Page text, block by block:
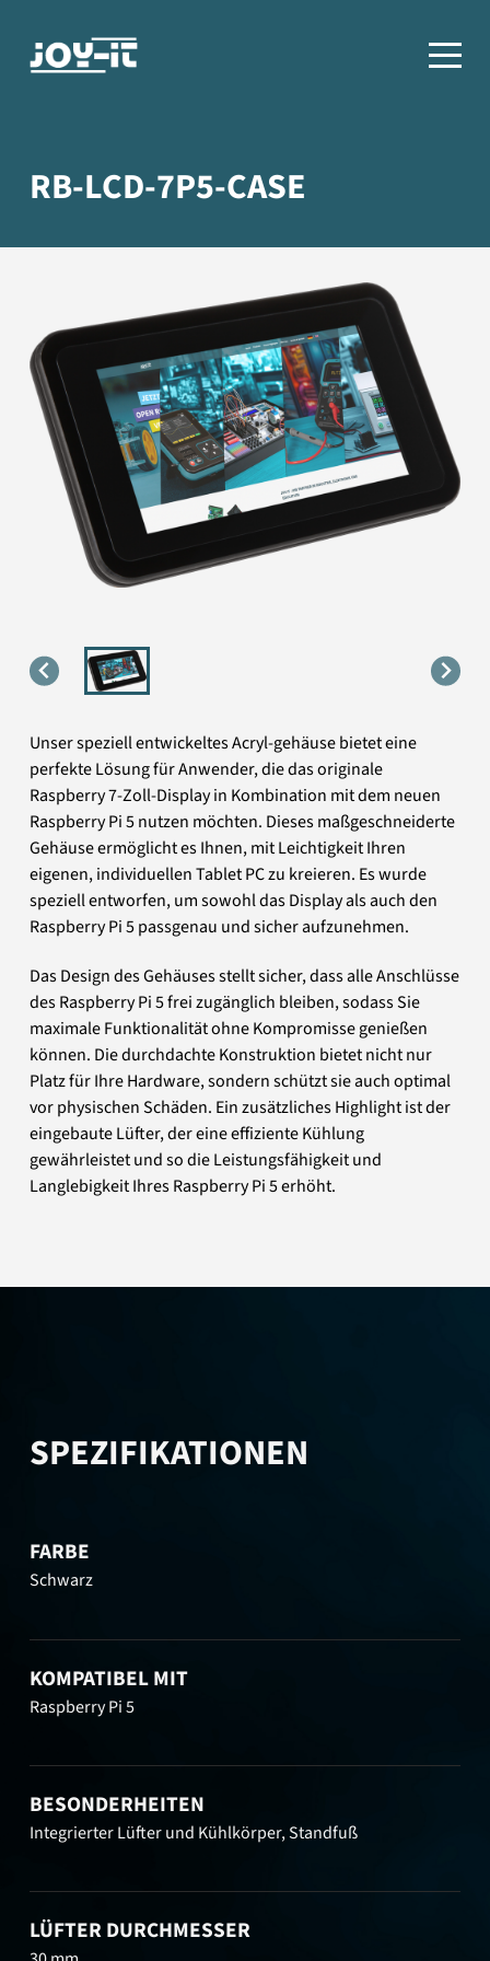
RB-LCD-7P5-CASE
Unser speziell entwickeltes Acryl-gehäuse bietet eine
perfekte Lösung für Anwender, die das originale
Raspberry 7-Zoll-Display in Kombination mit dem neuen
Raspberry Pi 5 nutzen möchten. Dieses maßgeschneiderte
Gehäuse ermöglicht es Ihnen, mit Leichtigkeit Ihren
eigenen, individuellen Tablet PC zu kreieren. Es wurde
speziell entworfen, um sowohl das Display als auch den
Raspberry Pi 5 passgenau und sicher aufzunehmen.
Das Design des Gehäuses stellt sicher, dass alle Anschlüsse
des Raspberry Pi 5 frei zugänglich bleiben, sodass Sie
maximale Funktionalität ohne Kompromisse genießen
können. Die durchdachte Konstruktion bietet nicht nur
Platz für Ihre Hardware, sondern schützt sie auch optimal
vor physischen Schäden. Ein zusätzliches Highlight ist der
eingebaute Lüfter, der eine effiziente Kühlung
gewährleistet und so die Leistungsfähigkeit und
Langlebigkeit Ihres Raspberry Pi 5 erhöht.
SPEZIFIKATIONEN
FARBE
Schwarz
KOMPATIBEL MIT
Raspberry Pi 5
BESONDERHEITEN
Integrierter Lüfter und Kühlkörper, Standfuß
LÜFTER DURCHMESSER